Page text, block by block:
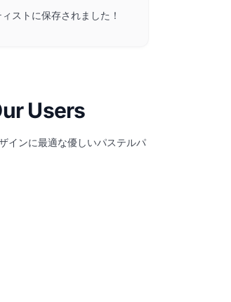
ストに保存されました！
Users
インに最適な優しいパステルパ